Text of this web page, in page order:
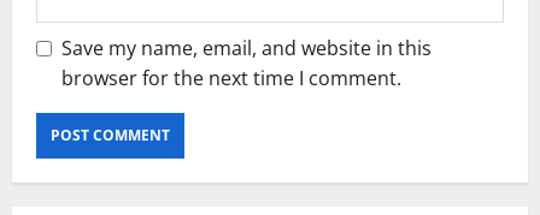
Save my name, email, and website in this
browser for the next time I comment.